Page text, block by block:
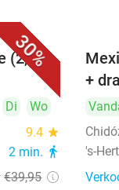
30%
(2,5
Di
Wo
9.4 star
2 min. directions_walk
€39,95
+
's-